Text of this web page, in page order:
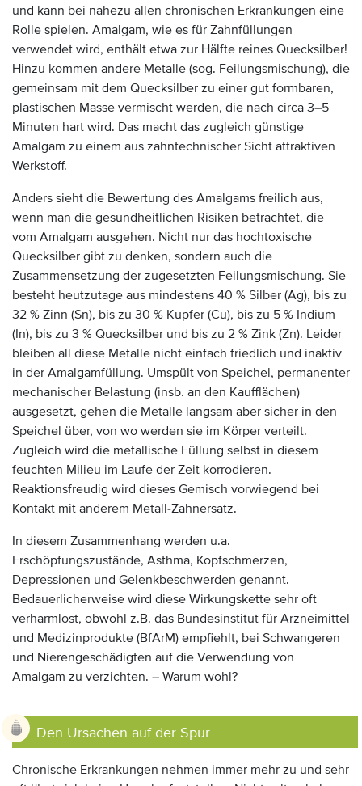
und kann bei nahezu allen chronischen Erkrankungen eine
Rolle spielen. Amalgam, wie es für Zahnfüllungen
verwendet wird, enthält etwa zur Hälfte reines Quecksilber!
Hinzu kommen andere Metalle (sog. Feilungsmischung), die
gemeinsam mit dem Quecksilber zu einer gut formbaren,
plastischen Masse vermischt werden, die nach circa 3–5
Minuten hart wird. Das macht das zugleich günstige
Amalgam zu einem aus zahntechnischer Sicht attraktiven
Werkstoff.
Anders sieht die Bewertung des Amalgams freilich aus,
wenn man die gesundheitlichen Risiken betrachtet, die
vom Amalgam ausgehen. Nicht nur das hochtoxische
Quecksilber gibt zu denken, sondern auch die
Zusammensetzung der zugesetzten Feilungsmischung. Sie
besteht heutzutage aus mindestens 40 % Silber (Ag), bis zu
32 % Zinn (Sn), bis zu 30 % Kupfer (Cu), bis zu 5 % Indium
(In), bis zu 3 % Quecksilber und bis zu 2 % Zink (Zn). Leider
bleiben all diese Metalle nicht einfach friedlich und inaktiv
in der Amalgamfüllung. Umspült von Speichel, permanenter
mechanischer Belastung (insb. an den Kaufflächen)
ausgesetzt, gehen die Metalle langsam aber sicher in den
Speichel über, von wo werden sie im Körper verteilt.
Zugleich wird die metallische Füllung selbst in diesem
feuchten Milieu im Laufe der Zeit korrodieren.
Reaktionsfreudig wird dieses Gemisch vorwiegend bei
Kontakt mit anderem Metall-Zahnersatz.
In diesem Zusammenhang werden u.a.
Erschöpfungszustände, Asthma, Kopfschmerzen,
Depressionen und Gelenkbeschwerden genannt.
Bedauerlicherweise wird diese Wirkungskette sehr oft
verharmlost, obwohl z.B. das Bundesinstitut für Arzneimittel
und Medizinprodukte (BfArM) empfiehlt, bei Schwangeren
und Nierengeschädigten auf die Verwendung von
Amalgam zu verzichten. – Warum wohl?
Den Ursachen auf der Spur
Chronische Erkrankungen nehmen immer mehr zu und sehr